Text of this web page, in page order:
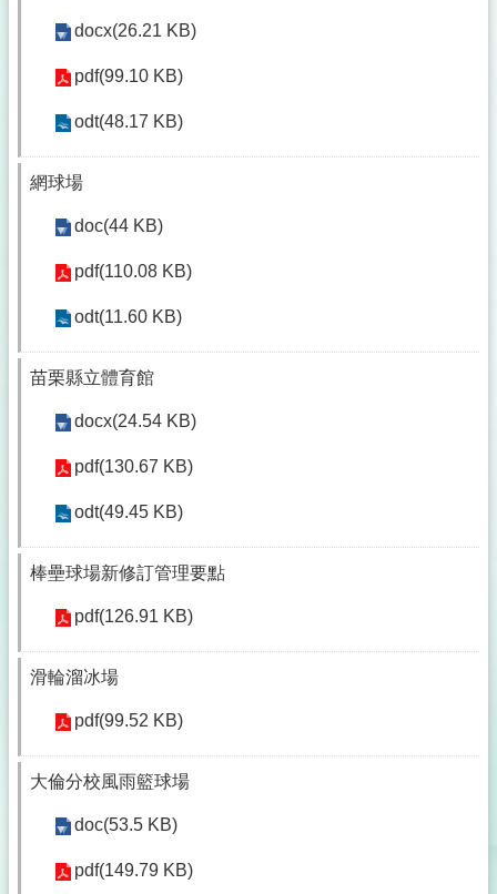
docx(26.21 KB)
pdf(99.10 KB)
odt(48.17 KB)
網球場
doc(44 KB)
pdf(110.08 KB)
odt(11.60 KB)
苗栗縣立體育館
docx(24.54 KB)
pdf(130.67 KB)
odt(49.45 KB)
棒壘球場新修訂管理要點
pdf(126.91 KB)
滑輪溜冰場
pdf(99.52 KB)
大倫分校風雨籃球場
doc(53.5 KB)
pdf(149.79 KB)